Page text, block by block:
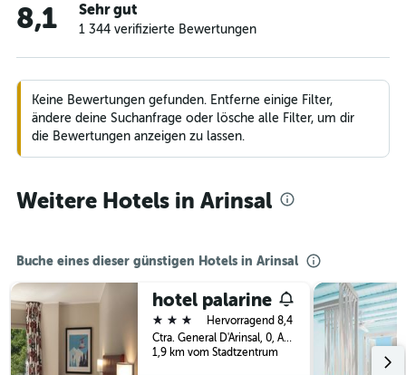
8,1 Sehr gut
1 344 verifizierte Bewertungen
Keine Bewertungen gefunden. Entferne einige Filter,
ändere deine Suchanfrage oder lösche alle Filter, um dir
die Bewertungen anzeigen zu lassen.
Weitere Hotels in Arinsal
Buche eines dieser günstigen Hotels in Arinsal
hotel palarine
3 Sterne
Hervorragend 8,4
Ctra. General D'Arinsal, 0, Arinsal, Andorra
1,9 km vom Stadtzentrum